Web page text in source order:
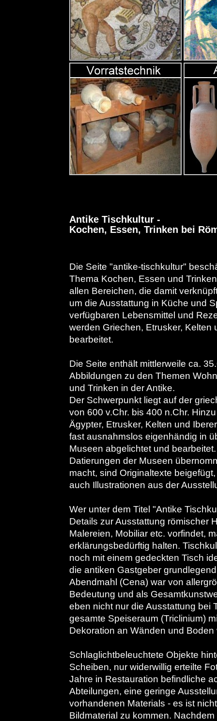
Antike Tischkultur -
Kochen, Essen, Trinken bei
Die Seite "antike-tischkultur"
Thema Kochen, Essen und
allen Bereichen, die damit
um die Ausstattung in Küche und
verfügbaren Lebensmittel und
werden Griechen, Etrusker, Kelten
bearbeitet.
Die Seite enthält mittlerweile ca.
Abbildungen zu den Themen
und Trinken in der Antike.
Der Schwerpunkt liegt auf der
von 600 v.Chr. bis 400 n.Chr.
Ägypter, Etrusker, Kelten und
fast ausnahmslos eigenhändig in
Museen abgelichtet und
Datierungen der Museen
macht, sind Originaltexte
auch Illustrationen aus der
Wer unter dem Titel "Antike
Details zur Ausstattung römischer
Malereien, Mobiliar etc. vorfindet,
erklärungsbedürftig halten.
noch mit einem gedeckten Tisch
die antiken Gastgeber
Abendmahl (Cena) war von
Bedeutung und als
eben nicht nur die Ausstattung bei
gesamte Speiseraum (Triclinium)
Dekoration an Wänden und Boden
Schlaglichtbeleuchtete Objekte
Scheiben, nur widerwillig erteilte
Jahre in Restauration befindliche
Abteilungen, eine geringe
vorhandenen Materials - es ist
Bildmaterial zu kommen.